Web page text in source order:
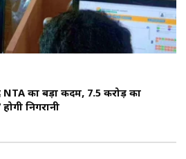
का बड़ा कदम, ₹7.5 करोड़ का
निगरानी